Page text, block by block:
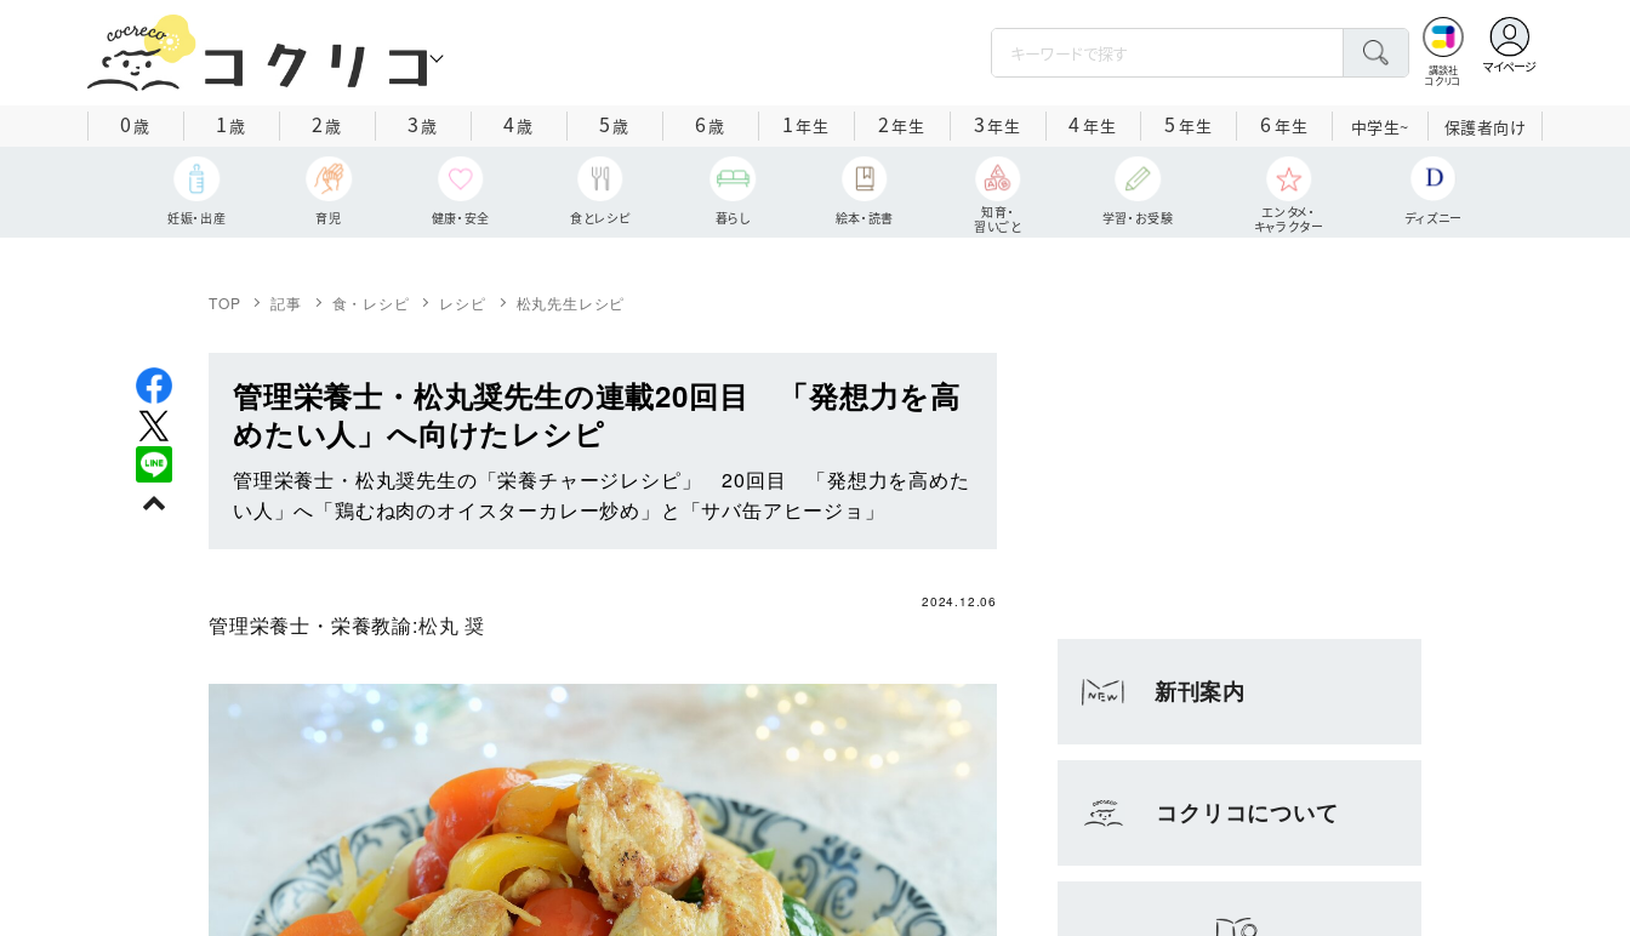
講談社
コクリコ
マイページ
0歳 1歳 2歳 3歳 4歳 5歳 6歳 1年生 2年生 3年生 4年生 5 年生 6 年生 中学生~ 保護者向け
妊娠・出産 育児 健康・安全 食とレシピ 暮らし 絵本・読書
知育・
習いごと
学習・お受験
エンタメ・
キャラクター
ディズニー
TOP 記事 食・レシピ レシピ 松丸先生レシピ
管理栄養士・松丸奨先生の連載20回目 「発想力を高
めたい人」へ向けたレシピ
管理栄養士・松丸奨先生の「栄養チャージレシピ」 20回目 「発想力を高めた
い人」へ「鶏むね肉のオイスターカレー炒め」と「サバ缶アヒージョ」
2024.12.06
管理栄養士・栄養教諭:松丸 奨
新刊案内
コクリコについて